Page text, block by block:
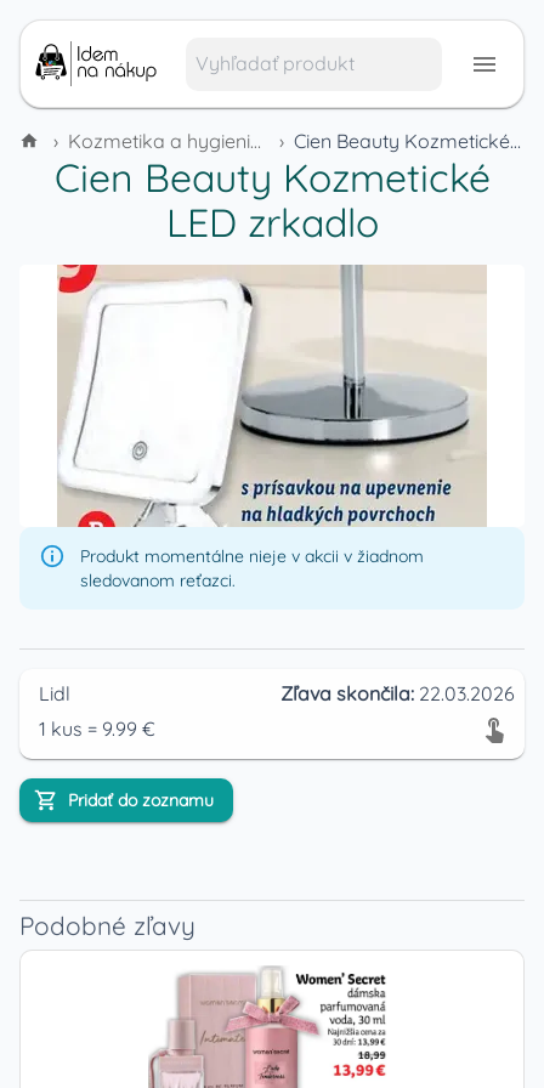
› Kozmetika a hygienické potreby › Cien Beauty Kozmetické LED zrkadlo
Cien Beauty Kozmetické
LED zrkadlo
Produkt momentálne nieje v akcii v žiadnom
sledovanom reťazci.
Lidl Zľava skončila: 22.03.2026
1 kus = 9.99 €
Pridať do zoznamu
Podobné zľavy